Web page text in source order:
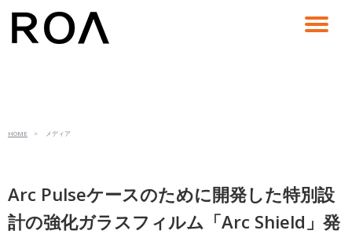
スHOME > メディア
Arc Pulseケースのために開発した特別設
計の強化ガラスフィルム「Arc Shield」発